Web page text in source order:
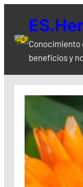
contenido
Conocimiento
beneficios y